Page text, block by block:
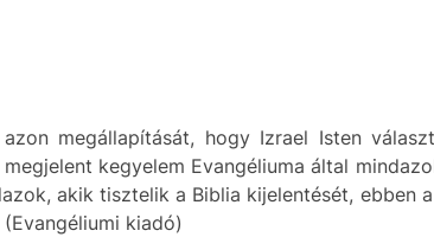
megállapítását, hogy Izrael Isten
kegyelem Evangéliuma által
akik tisztelik a Biblia kijelentését, ebben
kiadó)